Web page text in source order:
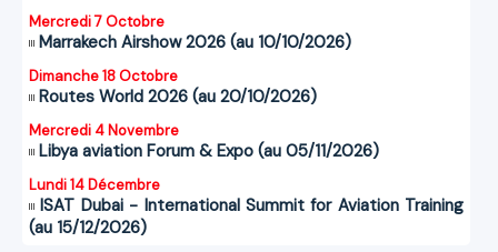
Mercredi 7 Octobre
Marrakech Airshow 2026 (au 10/10/2026)
Dimanche 18 Octobre
Routes World 2026 (au 20/10/2026)
Mercredi 4 Novembre
Libya aviation Forum & Expo (au 05/11/2026)
Lundi 14 Décembre
ISAT Dubai - International Summit for Aviation Training
(au 15/12/2026)